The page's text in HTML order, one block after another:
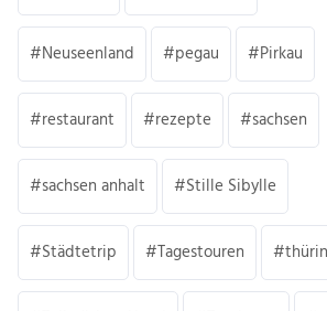
Neuseenland pegau Pirkau
restaurant rezepte sachsen
sachsen anhalt Stille Sibylle
Städtetrip Tagestouren